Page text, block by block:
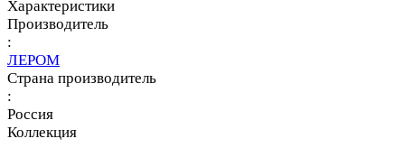
Характеристики
Производитель
:
ЛЕРОМ
Страна производитель
:
Россия
Коллекция